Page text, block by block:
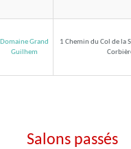
Domaine Grand
Guilhem
1 Chemin du Col de la
Salons passés